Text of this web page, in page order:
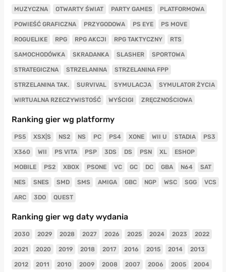
MUZYCZNA OTWARTY ŚWIAT PARTY GAMES PLATFORMOWA
POWIEŚĆ GRAFICZNA PRZYGODOWA PS EYE PS MOVE
ROGUELIKE RPG RPG AKCJI RPG TAKTYCZNY RTS
SAMOCHODÓWKA SKRADANKA SLASHER SPORTOWA
STRATEGICZNA STRZELANINA STRZELANINA FPP
STRZELANINA TAK. SURVIVAL SYMULACJA SYMULATOR ŻYCIA
WIRTUALNA RZECZYWISTOŚĆ WYŚCIGI ZRĘCZNOŚCIOWA
Ranking gier wg platformy
PS5 XSX|S NS2 NS PC PS4 XONE WII U STADIA PS3
X360 WII PS VITA PSP 3DS DS PSN XL ESHOP
MOBILE PS2 XBOX PSONE VC GC DC GBA N64 SAT
NES SNES SMD SMS AMIGA GBC NGP WSC SGG VCS
ARC 3DO QUEST
Ranking gier wg daty wydania
2030 2029 2028 2027 2026 2025 2024 2023 2022
2021 2020 2019 2018 2017 2016 2015 2014 2013
2012 2011 2010 2009 2008 2007 2006 2005 2004